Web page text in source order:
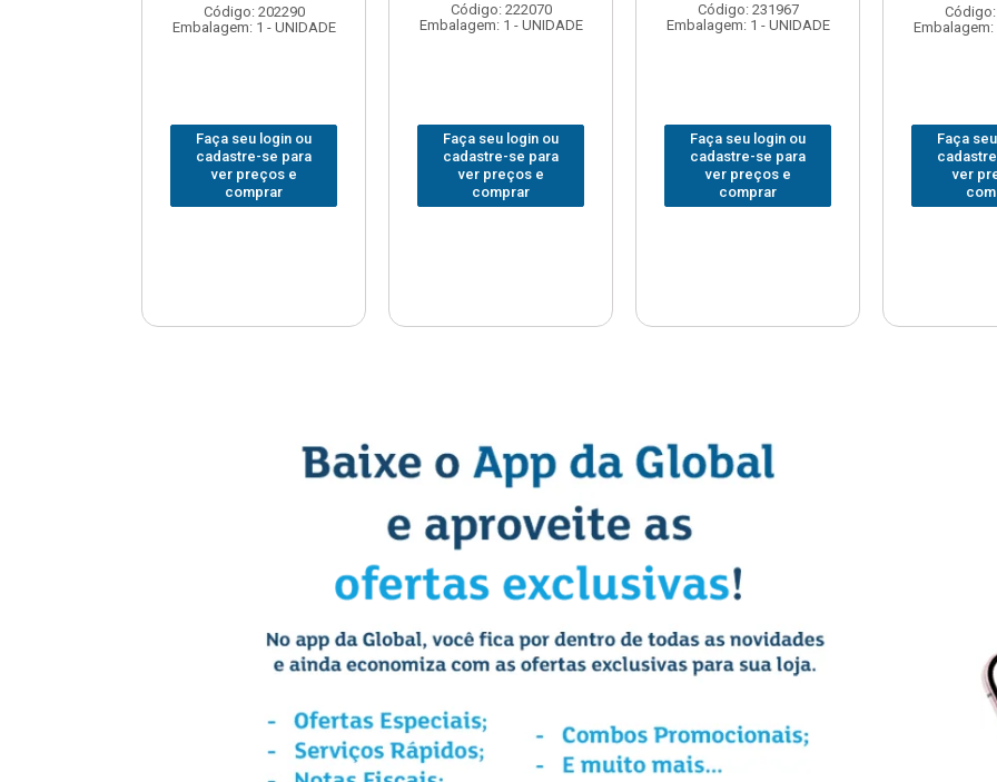
Código: 222070
Embalagem: 1 - UNIDADE
Faça seu login ou
cadastre-se para
ver preços e
comprar
Código: 231967
Embalagem: 1 - UNIDADE
Faça seu login ou
cadastre-se para
ver preços e
comprar
Código: 235563
Embalagem: 1 - UNIDADE
Faça seu login ou
cadastre-se para
ver preços e
comprar
Embalagem:
Faça
ver